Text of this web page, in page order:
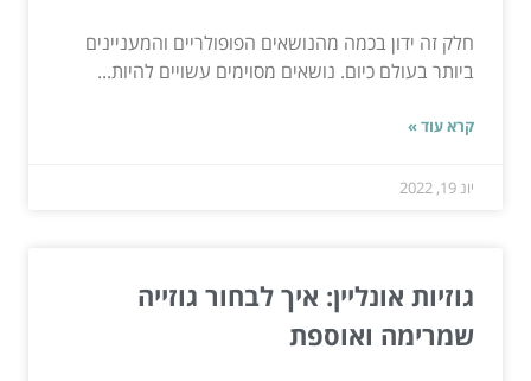
חלק זה ידון בכמה מהנושאים הפופולריים והמעניינים
ביותר בעולם כיום. נושאים מסוימים עשויים להיות...
קרא עוד »
יונ 19, 2022
גוזיות אונליין: איך לבחור גוזייה
שמרימה ואוספת